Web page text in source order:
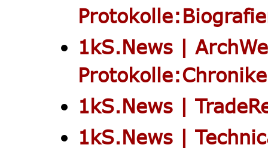
1kS.News |
1kS.News |
1kS.News |